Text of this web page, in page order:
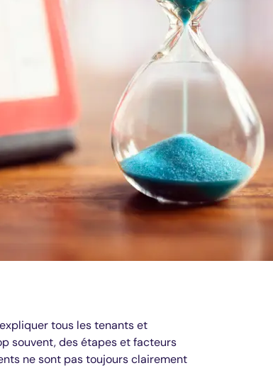
tous les tenants et
souvent, des étapes et facteurs
ne sont pas toujours clairement